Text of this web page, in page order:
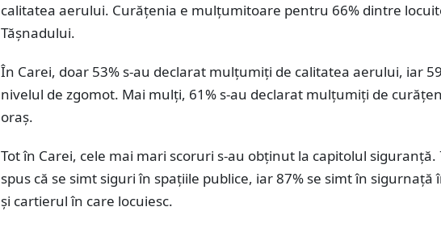
calitatea aerului. Curățenia e mulțumitoare pentru 66% dintre
Tășnadului.
În Carei, doar 53% s-au declarat mulțumiți de calitatea aerului, iar
nivelul de zgomot. Mai mulți, 61% s-au declarat mulțumiți de
oraș.
Tot în Carei, cele mai mari scoruri s-au obținut la capitolul siguranță.
spus că se simt siguri în spațiile publice, iar 87% se simt în sigurnață
și cartierul în care locuiesc.